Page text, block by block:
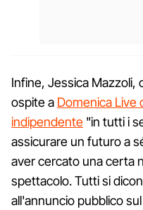
Infine, Jessica
ospite a Domenica Live
indipendente "in tutti i
assicurare un futuro a
aver cercato una certa
spettacolo. Tutti si
all'annuncio pubblico